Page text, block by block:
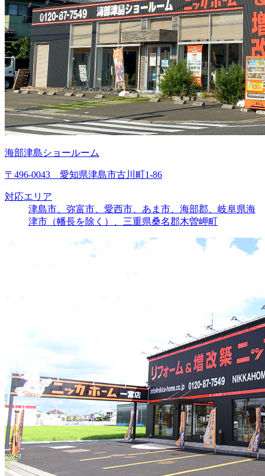
海部津島ショールーム
〒496-0043 愛知県津島市古川町1-86
対応エリア
津島市、弥富市、愛西市、あま市、海部郡、岐阜県海
津市（幡長を除く）、三重県桑名郡木曽岬町